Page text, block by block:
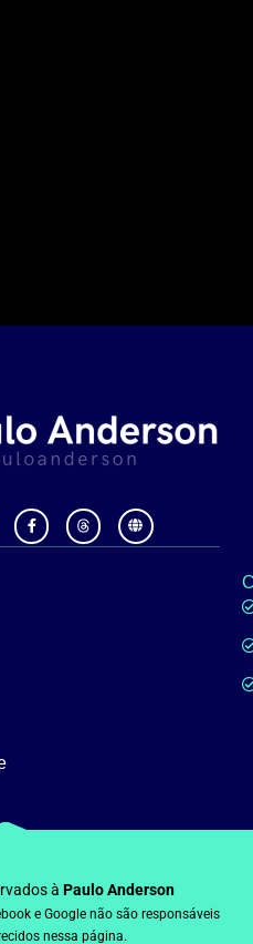
à Paulo Anderson
e Google não são responsáveis
nessa página.